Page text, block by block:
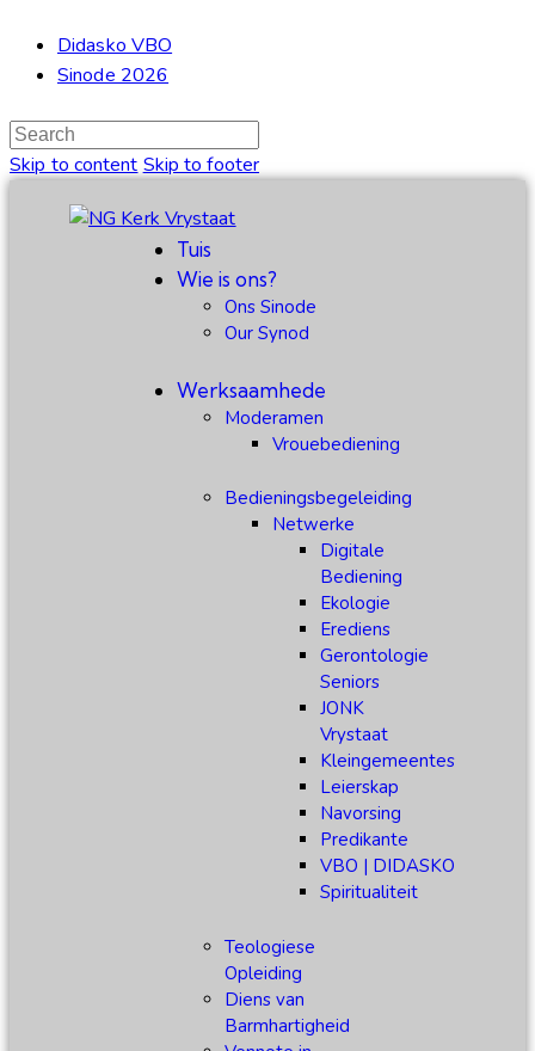
Didasko VBO
Sinode 2026
Skip to content Skip to footer
Tuis
Wie is ons?
Ons Sinode
Our Synod
Werksaamhede
Moderamen
Vrouebediening
Bedieningsbegeleiding
Netwerke
Digitale
Bediening
Ekologie
Erediens
Gerontologie
Seniors
JONK
Vrystaat
Kleingemeentes
Leierskap
Navorsing
Predikante
VBO | DIDASKO
Spiritualiteit
Teologiese
Opleiding
Diens van
Barmhartigheid